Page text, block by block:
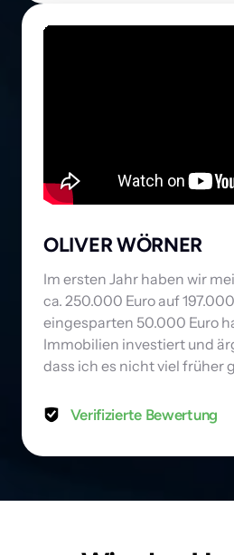
OLIVER WÖRNER
Im ersten Jahr haben wir
ca. 250.000 Euro auf
eingesparten 50.000 Euro
Immobilien investiert und
dass ich es nicht viel früher
Verifizierte Bewertung